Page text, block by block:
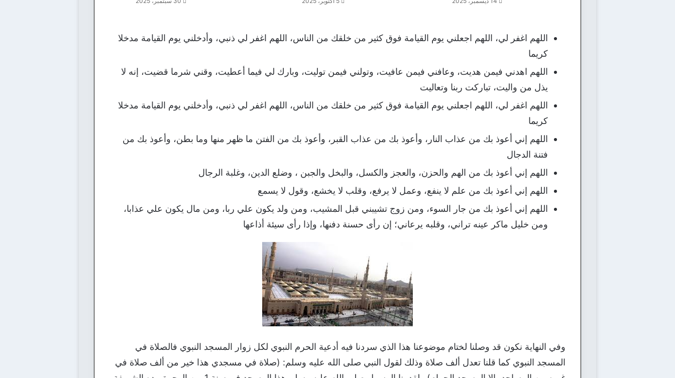
اللهم اغفر لي، اللهم اجعلني يوم القيامة فوق كثير من خلقك من الناس، اللهم اغفر لي ذنبي، وأدخلني يوم القيامة مدخلا
كريما
اللهم اهدني فيمن هديت، وعافني فيمن عافيت، وتولني فيمن توليت، وبارك لي فيما أعطيت، وقني شرما قضيت، إنه لا
يذل من واليت، تباركت ربنا وتعاليت
اللهم اغفر لي، اللهم اجعلني يوم القيامة فوق كثير من خلقك من الناس، اللهم اغفر لي ذنبي، وأدخلني يوم القيامة مدخلا
كريما
اللهم إني أعوذ بك من عذاب النار، وأعوذ بك من عذاب القبر، وأعوذ بك من الفتن ما ظهر منها وما بطن، وأعوذ بك من
فتنة الدجال
اللهم إني أعوذ بك من الهم والحزن، والعجز والكسل، والبخل والجبن ، وضلع الدين، وغلبة الرجال
اللهم إني أعوذ بك من علم لا ينفع، وعمل لا يرفع، وقلب لا يخشع، وقول لا يسمع
اللهم إني أعوذ بك من جار السوء، ومن زوج تشيبني قبل المشيب، ومن ولد يكون علي ربا، ومن مال يكون علي عذابا،
ومن خليل ماكر عينه تراني، وقلبه يرعاني؛ إن رأى حسنة دفنها، وإذا رأى سيئة أذاعها
وفي النهاية نكون قد وصلنا لختام موضوعنا هذا الذي سردنا فيه أدعية الحرم النبوي لكل زوار المسجد النبوي فالصلاة في
المسجد النبوي كما قلنا تعدل ألف صلاة وذلك لقول النبي صلى الله عليه وسلم: (صلاة في مسجدي هذا خير من ألف صلاة في